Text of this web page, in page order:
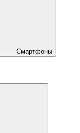
Смартфоны